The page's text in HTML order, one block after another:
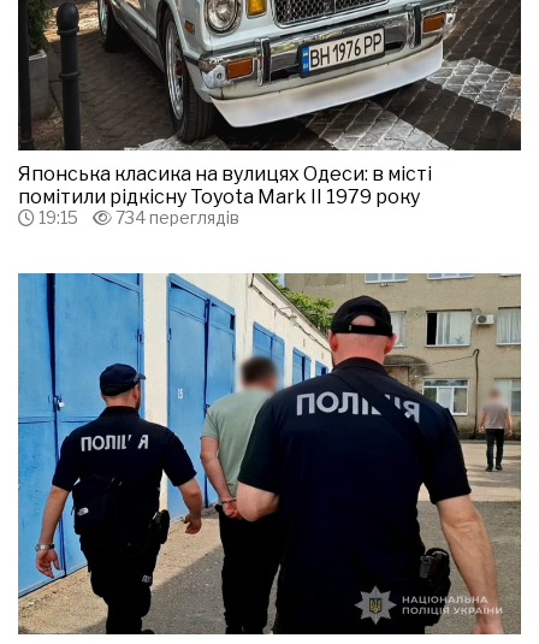
Японська класика на вулицях Одеси: в місті
помітили рідкісну Toyota Mark II 1979 року
19:15 734 переглядів